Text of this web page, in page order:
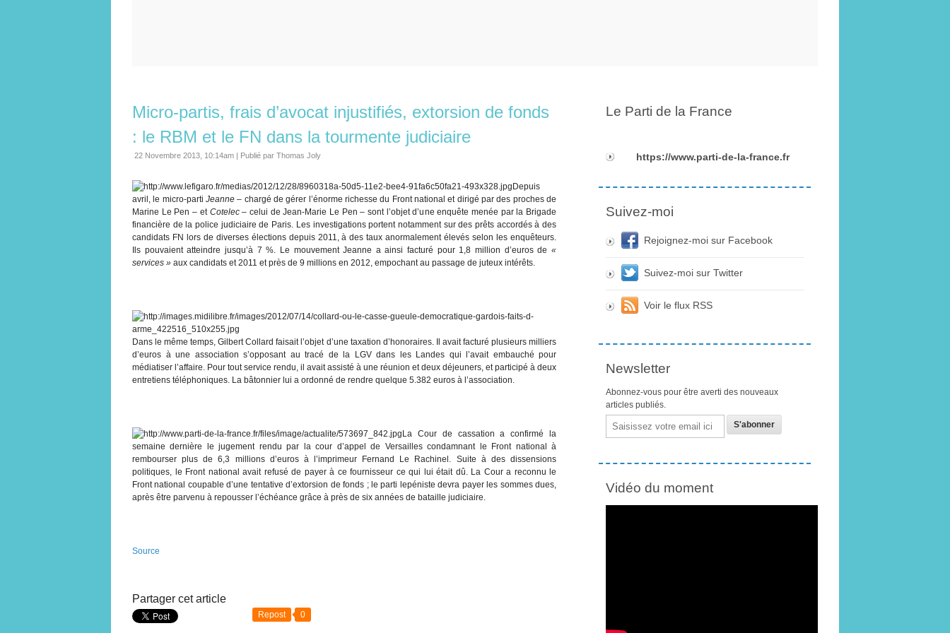
Micro-partis, frais d’avocat injustifiés, extorsion de fonds
: le RBM et le FN dans la tourmente judiciaire
22 Novembre 2013, 10:14am | Publié par Thomas Joly
Depuis
avril, le micro-parti Jeanne – chargé de gérer l’énorme richesse du Front national et dirigé par des proches de
Marine Le Pen – et Cotelec– celui de Jean-Marie Le Pen – sont l’objet d’une enquête menée par la Brigade
financière de la police judiciaire de Paris. Les investigations portent notamment sur des prêts accordés à des
candidats FN lors de diverses élections depuis 2011, à des taux anormalement élevés selon les enquêteurs.
Ils pouvaient atteindre jusqu’à 7 %. Le mouvement Jeanne a ainsi facturé pour 1,8 million d’euros de «
services » aux candidats et 2011 et près de 9 millions en 2012, empochant au passage de juteux intérêts.
Dans le même temps, Gilbert Collard faisait l’objet d’une taxation d’honoraires. Il avait facturé plusieurs milliers
d’euros à une association s’opposant au tracé de la LGV dans les Landes qui l’avait embauché pour
médiatiser l’affaire. Pour tout service rendu, il avait assisté à une réunion et deux déjeuners, et participé à deux
entretiens téléphoniques. La bâtonnier lui a ordonné de rendre quelque 5.382 euros à l’association.
La Cour de cassation a confirmé la
semaine dernière le jugement rendu par la cour d’appel de Versailles condamnant le Front national à
rembourser plus de 6,3 millions d’euros à l’imprimeur Fernand Le Rachinel. Suite à des dissensions
politiques, le Front national avait refusé de payer à ce fournisseur ce qui lui était dû. La Cour a reconnu le
Front national coupable d’une tentative d’extorsion de fonds ; le parti lepéniste devra payer les sommes dues,
après être parvenu à repousser l’échéance grâce à près de six années de bataille judiciaire.
Source
Partager cet article
Repost 0
Le Parti de la France
https://www.parti-de-la-france.fr
Suivez-moi
Rejoignez-moi sur Facebook
Suivez-moi sur Twitter
Voir le flux RSS
Newsletter
Abonnez-vous pour être averti des nouveaux
articles publiés.
Email
Vidéo du moment